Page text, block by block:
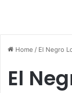
Home / El Negro
El